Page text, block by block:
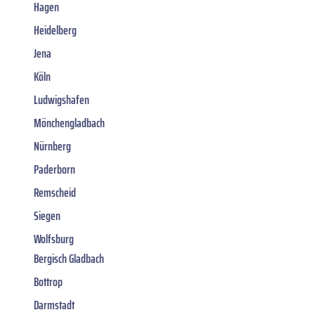
Hagen
Heidelberg
Jena
Köln
Ludwigshafen
Mönchengladbach
Nürnberg
Paderborn
Remscheid
Siegen
Wolfsburg
Bergisch Gladbach
Bottrop
Darmstadt